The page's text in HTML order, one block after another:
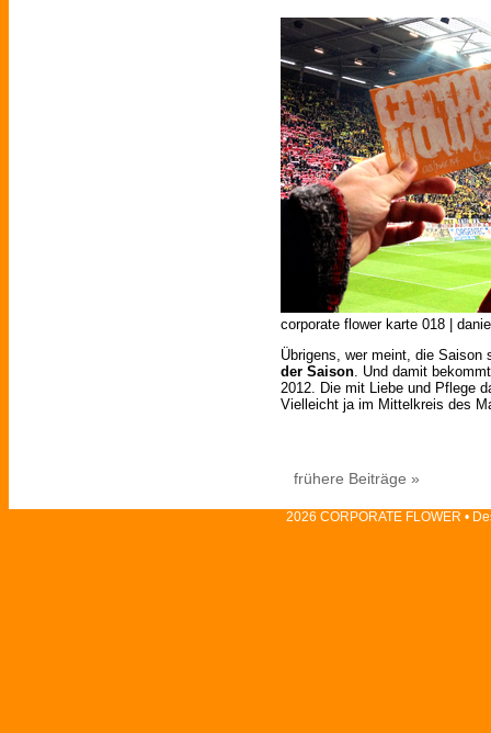
corporate flower karte 018 |
Übrigens, wer meint, die Saison
der Saison. Und damit
2012. Die mit Liebe und Pflege
Vielleicht ja im Mittelkreis des
frühere Beiträge »
2026 CORPORATE FLOWER •